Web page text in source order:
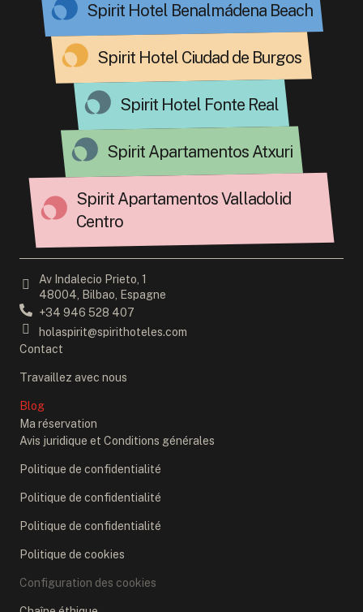
Spirit Hotel Benalmádena Beach
Spirit Hotel Ciudad de Burgos
Spirit Hotel Fonte Real
Spirit Apartamentos Atxuri
Spirit Apartamentos Valladolid
Centro
Av Indalecio Prieto, 1
48004, Bilbao, Espagne
+34 946 528 407
holaspirit@spirithoteles.com
Contact
Travaillez avec nous
Blog
Ma réservation
Avis juridique et Conditions générales
Politique de confidentialité
Politique de confidentialité
Politique de confidentialité
Politique de cookies
Configuration des cookies